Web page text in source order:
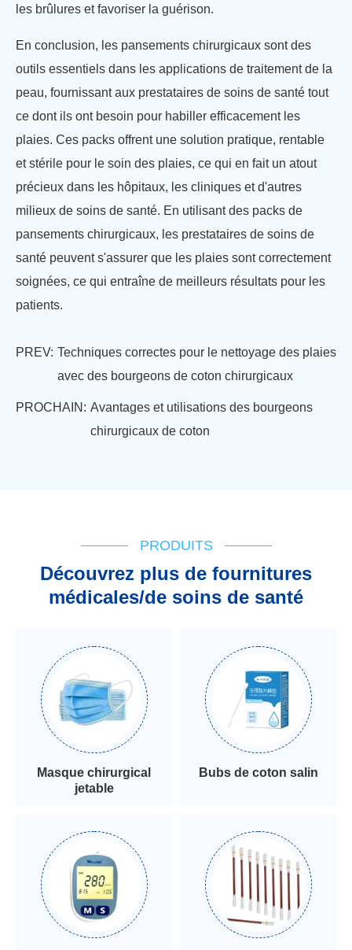
les brûlures et favoriser la guérison.
En conclusion, les pansements chirurgicaux sont des
outils essentiels dans les applications de traitement de la
peau, fournissant aux prestataires de soins de santé tout
ce dont ils ont besoin pour habiller efficacement les
plaies. Ces packs offrent une solution pratique, rentable
et stérile pour le soin des plaies, ce qui en fait un atout
précieux dans les hôpitaux, les cliniques et d'autres
milieux de soins de santé. En utilisant des packs de
pansements chirurgicaux, les prestataires de soins de
santé peuvent s'assurer que les plaies sont correctement
soignées, ce qui entraîne de meilleurs résultats pour les
patients.
PREV: Techniques correctes pour le nettoyage des plaies
avec des bourgeons de coton chirurgicaux
PROCHAIN: Avantages et utilisations des bourgeons
chirurgicaux de coton
PRODUITS
Découvrez plus de fournitures
médicales/de soins de santé
Masque chirurgical
jetable
Bubs de coton salin